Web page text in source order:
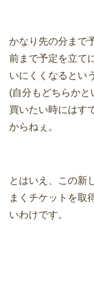
かなり先の分まで
前まで予定を立て
いにくくなるとい
(自分もどちらか
買いたい時にはす
からねぇ。
とはいえ、この新
まくチケットを取
いわけです。